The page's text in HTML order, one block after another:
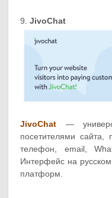
9.JivoChat
JivoChat —
посетителями
телефон, email,
Интерфейс на
платформ.